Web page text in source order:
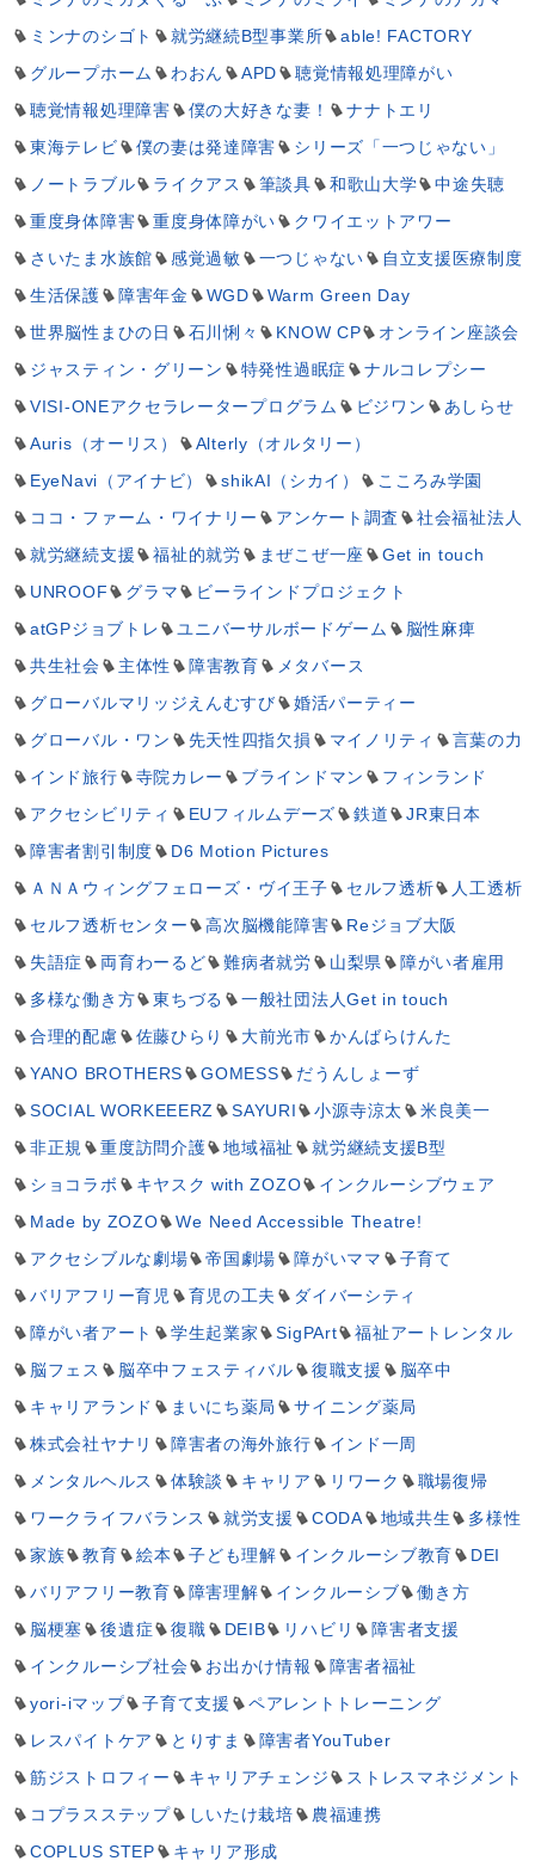
ミンナのシゴト
就労継続B型事業所
able! FACTORY
グループホーム
わおん APD
聴覚情報処理障がい
聴覚情報処理障害
僕の大好きな妻！
ナナトエリ
東海テレビ
僕の妻は発達障害
シリーズ「一つじゃない」
ノートラブル
ライクアス 筆談具 和歌山大学
中途失聴
重度身体障害
重度身体障がい
クワイエットアワー
さいたま水族館
感覚過敏 一つじゃない
自立支援医療制度
生活保護
障害年金 WGD
Warm Green Day
世界脳性まひの日
石川悧々 KNOW CP
オンライン座談会
ジャスティン・グリーン
特発性過眠症
ナルコレプシー
VISI-ONEアクセラレータープログラム
ビジワン
あしらせ
Auris（オーリス）
Alterly（オルタリー）
EyeNavi（アイナビ）
shikAI（シカイ）
こころみ学園
ココ・ファーム・ワイナリー
アンケート調査
社会福祉法人
就労継続支援
福祉的就労 まぜこぜ一座
Get in touch
UNROOF
グラマ
ビーラインドプロジェクト
atGPジョブトレ
ユニバーサルボードゲーム
脳性麻痺
共生社会
主体性 障害教育
メタバース
グローバルマリッジえんむすび
婚活パーティー
グローバル・ワン
先天性四指欠損 マイノリティ
言葉の力
インド旅行
寺院カレー ブラインドマン
フィンランド
アクセシビリティ
EUフィルムデーズ 鉄道
JR東日本
障害者割引制度
D6 Motion Pictures
ＡＮＡウィングフェローズ・ヴイ王子
セルフ透析
人工透析
セルフ透析センター
高次脳機能障害
Reジョブ大阪
失語症
両育わーるど 難病者就労 山梨県
障がい者雇用
多様な働き方
東ちづる
一般社団法人Get in touch
合理的配慮
佐藤ひらり 大前光市
かんばらけんた
YANO BROTHERS
GOMESS
だうんしょーず
SOCIAL WORKEEERZ
SAYURI 小源寺涼太
米良美一
非正規
重度訪問介護 地域福祉
就労継続支援B型
ショコラボ
キヤスク with ZOZO
インクルーシブウェア
Made by ZOZO
We Need Accessible Theatre!
アクセシブルな劇場
帝国劇場 障がいママ
子育て
バリアフリー育児
育児の工夫
ダイバーシティ
障がい者アート
学生起業家 SigPArt
福祉アートレンタル
脳フェス
脳卒中フェスティバル 復職支援
脳卒中
キャリアランド
まいにち薬局
サイニング薬局
株式会社ヤナリ
障害者の海外旅行
インド一周
メンタルヘルス
体験談 キャリア リワーク
職場復帰
ワークライフバランス
就労支援 CODA 地域共生
多様性
家族
教育 絵本 子ども理解 インクルーシブ教育
DEI
バリアフリー教育
障害理解 インクルーシブ
働き方
脳梗塞
後遺症 復職 DEIB リハビリ
障害者支援
インクルーシブ社会
お出かけ情報
障害者福祉
yori-iマップ
子育て支援
ペアレントトレーニング
レスパイトケア
とりすま
障害者YouTuber
筋ジストロフィー
キャリアチェンジ
ストレスマネジメント
コプラスステップ
しいたけ栽培
農福連携
COPLUS STEP
キャリア形成